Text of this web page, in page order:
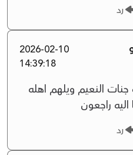
رد
2026-02-10
14:39:18
النعيم ويلهم اهله
اليه راجعون
رد